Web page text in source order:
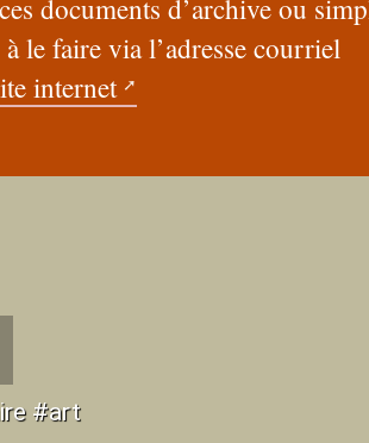
documents d’archive ou
le faire via l’adresse courriel
internet
#art